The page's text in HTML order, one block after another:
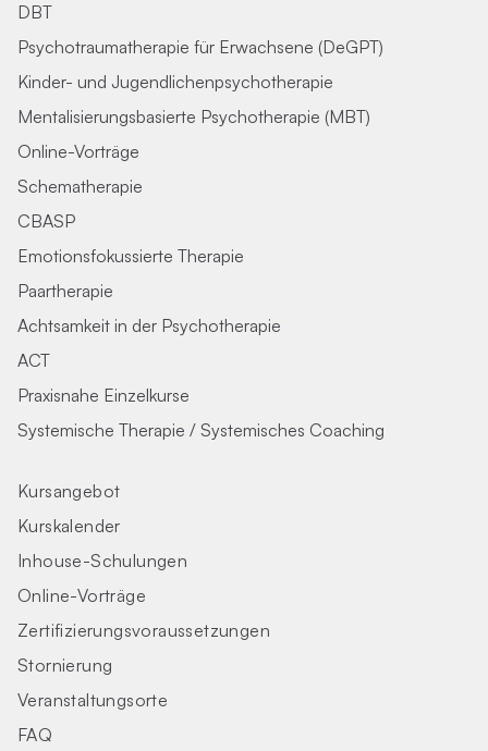
DBT
Psychotraumatherapie für Erwachsene (DeGPT)
Kinder- und Jugendlichenpsychotherapie
Mentalisierungsbasierte Psychotherapie (MBT)
Online-Vorträge
Schematherapie
CBASP
Emotionsfokussierte Therapie
Paartherapie
Achtsamkeit in der Psychotherapie
ACT
Praxisnahe Einzelkurse
Systemische Therapie / Systemisches Coaching
Kursangebot
Kurskalender
Inhouse-Schulungen
Online-Vorträge
Zertifizierungs­voraus­setzungen
Stornierung
Veranstaltungsorte
FAQ